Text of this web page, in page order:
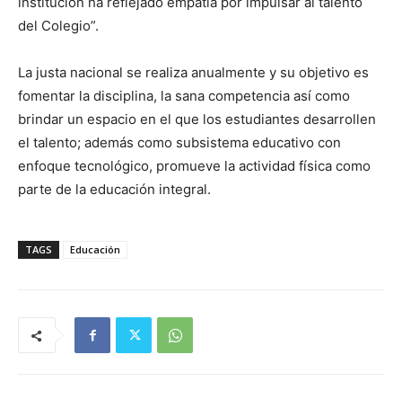
del Colegio”.
La justa nacional se realiza anualmente y su objetivo es
fomentar la disciplina, la sana competencia así como
brindar un espacio en el que los estudiantes desarrollen
el talento; además como subsistema educativo con
enfoque tecnológico, promueve la actividad física como
parte de la educación integral.
TAGS Educación